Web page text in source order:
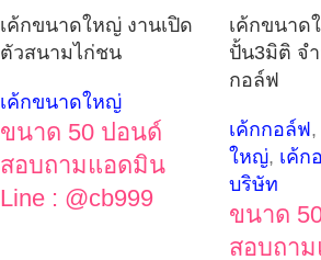
เค้กขนาดใหญ่ งานเปิด
ตัวสนามไก่ชน
เค้กขนาดใหญ่
ขนาด 50 ปอนด์
สอบถามแอดมิน
Line : @cb999
เค้กขนาด
ปั้น3มิติ จ
กอล์ฟ
เค้กกอล์ฟ,
ใหญ่, เค้ก
บริษัท
ขนาด
สอบถา